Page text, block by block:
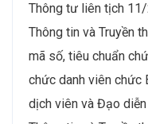
Thông tư liên tịch
Thông tin và Truyền
mã số, tiêu chuẩn
chức danh viên chức
dịch viên và Đạo